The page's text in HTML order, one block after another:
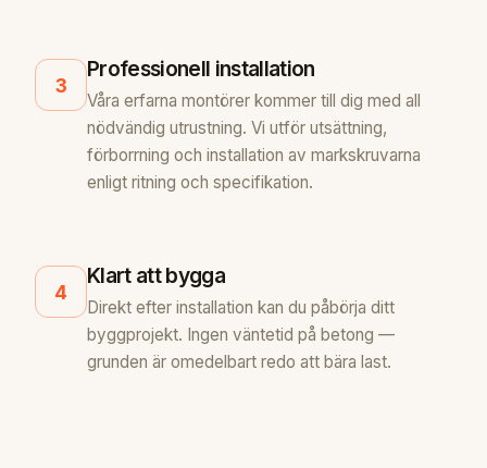
3
Professionell installation
Våra erfarna montörer kommer till dig med all
nödvändig utrustning. Vi utför utsättning,
förborrning och installation av markskruvarna
enligt ritning och specifikation.
4
Klart att bygga
Direkt efter installation kan du påbörja ditt
byggprojekt. Ingen väntetid på betong —
grunden är omedelbart redo att bära last.